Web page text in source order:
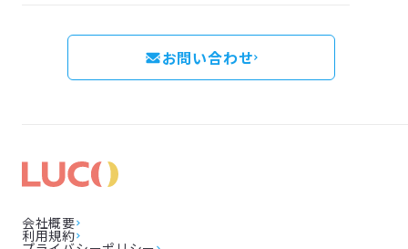
お問い合わせ
会社概要
利用規約